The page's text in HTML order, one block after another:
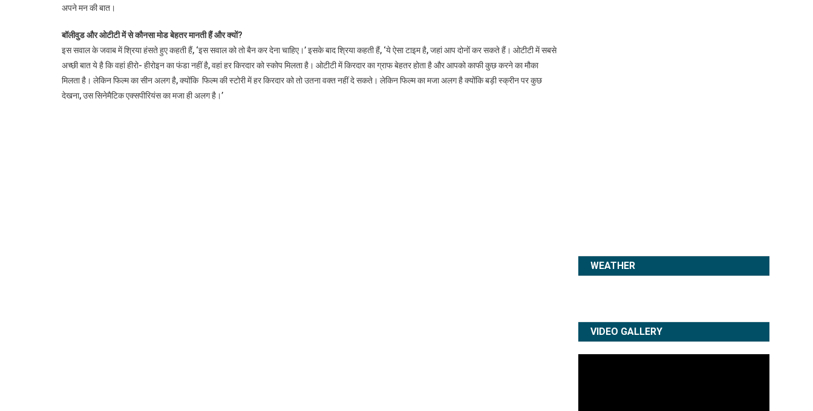
अपने मन की बात।
बॉलीवुड और ओटीटी में से कौनसा मोड बेहतर मानती हैं और क्यों?
इस सवाल के जवाब में श्रिया हंसते हुए कहती हैं, ‘इस सवाल को तो बैन कर देना चाहिए।’ इसके बाद श्रिया कहती हैं, ‘ये ऐसा टाइम है, जहां आप दोनों कर सकते हैं। ओटीटी में सबसे
अच्छी बात ये है कि वहां हीरो- हीरोइन का फंडा नहीं है, वहां हर किरदार को स्कोप मिलता है। ओटीटी में किरदार का ग्राफ बेहतर होता है और आपको काफी कुछ करने का मौका
मिलता है। लेकिन फिल्म का सीन अलग है, क्योंकि फिल्म की स्टोरी में हर किरदार को तो उतना वक्त नहीं दे सकते। लेकिन फिल्म का मजा अलग है क्योंकि बड़ी स्क्रीन पर कुछ
देखना, उस सिनेमैटिक एक्सपीरियंस का मजा ही अलग है।’
WEATHER
VIDEO GALLERY